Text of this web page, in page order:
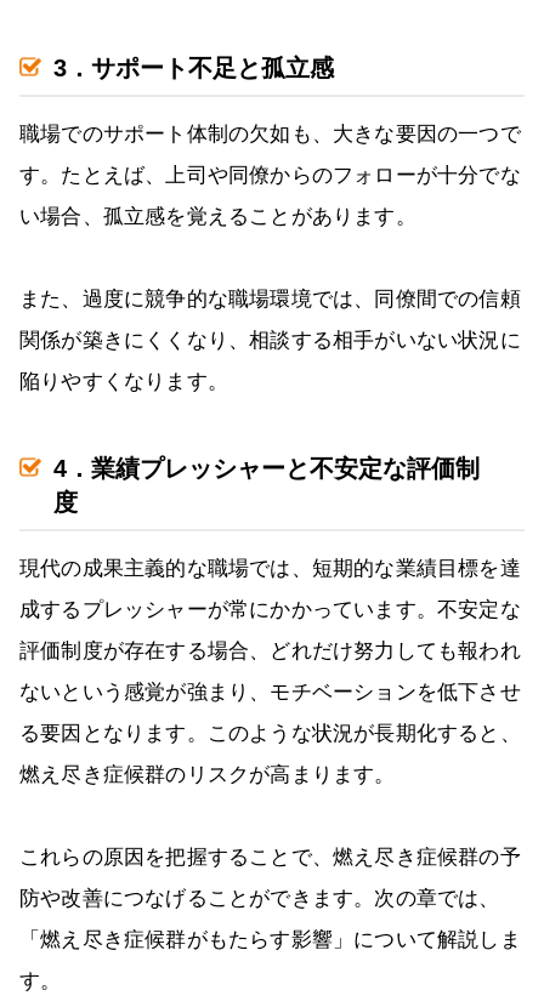
3．サポート不足と孤立感
職場でのサポート体制の欠如も、大きな要因の一つで
す。たとえば、上司や同僚からのフォローが十分でな
い場合、孤立感を覚えることがあります。
また、過度に競争的な職場環境では、同僚間での信頼
関係が築きにくくなり、相談する相手がいない状況に
陥りやすくなります。
4．業績プレッシャーと不安定な評価制
度
現代の成果主義的な職場では、短期的な業績目標を達
成するプレッシャーが常にかかっています。不安定な
評価制度が存在する場合、どれだけ努力しても報われ
ないという感覚が強まり、モチベーションを低下させ
る要因となります。このような状況が長期化すると、
燃え尽き症候群のリスクが高まります。
これらの原因を把握することで、燃え尽き症候群の予
防や改善につなげることができます。次の章では、
「燃え尽き症候群がもたらす影響」について解説しま
す。